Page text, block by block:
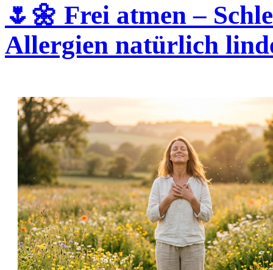
🌷🌼 Frei atmen –
Allergien natürlich